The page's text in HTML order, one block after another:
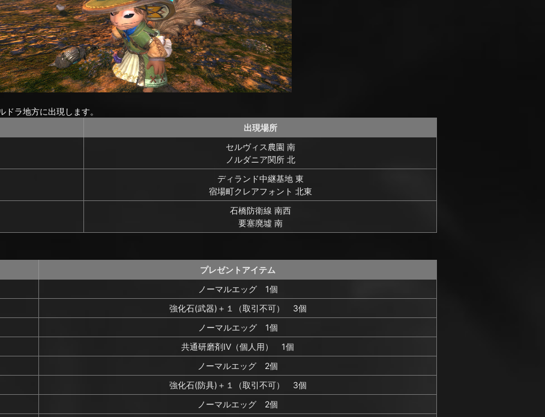
ラ地方に出現します。
出現場所
セルヴィス農園 南
ノルダニア関所 北
ディランド中継基地 東
宿場町クレアフォント 北東
石橋防衛線 南西
要塞廃墟 南
プレゼントアイテム
ノーマルエッグ 1個
強化石(武器)＋１（取引不可） 3個
ノーマルエッグ 1個
共通研磨剤IV（個人用） 1個
ノーマルエッグ 2個
強化石(防具)＋１（取引不可） 3個
ノーマルエッグ 2個